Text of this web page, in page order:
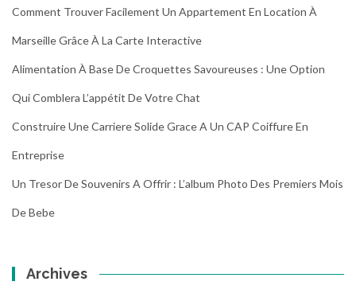
Comment Trouver Facilement Un Appartement En Location À
Marseille Grâce À La Carte Interactive
Alimentation À Base De Croquettes Savoureuses : Une Option
Qui Comblera L’appétit De Votre Chat
Construire Une Carriere Solide Grace A Un CAP Coiffure En
Entreprise
Un Tresor De Souvenirs A Offrir : L’album Photo Des Premiers Mois
De Bebe
Archives